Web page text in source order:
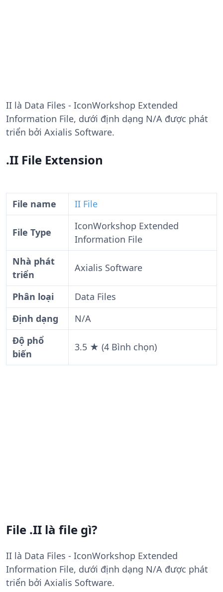
II là Data Files - IconWorkshop Extended
Information File, dưới định dạng N/A được phát
triển bởi Axialis Software.
.II File Extension
File name II File
File Type
IconWorkshop Extended
Information File
Nhà phát
triển
Axialis Software
Phân loại
Data Files
Định dạng
N/A
Độ phổ
biến
3.5 ★ (4 Bình chọn)
File .II là file gì?
II là Data Files - IconWorkshop Extended
Information File, dưới định dạng N/A được phát
triển bởi Axialis Software.